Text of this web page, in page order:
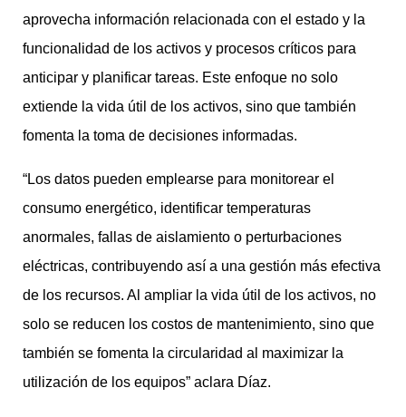
aprovecha información relacionada con el estado y la
funcionalidad de los activos y procesos críticos para
anticipar y planificar tareas. Este enfoque no solo
extiende la vida útil de los activos, sino que también
fomenta la toma de decisiones informadas.
“Los datos pueden emplearse para monitorear el
consumo energético, identificar temperaturas
anormales, fallas de aislamiento o perturbaciones
eléctricas, contribuyendo así a una gestión más efectiva
de los recursos. Al ampliar la vida útil de los activos, no
solo se reducen los costos de mantenimiento, sino que
también se fomenta la circularidad al maximizar la
utilización de los equipos” aclara Díaz.